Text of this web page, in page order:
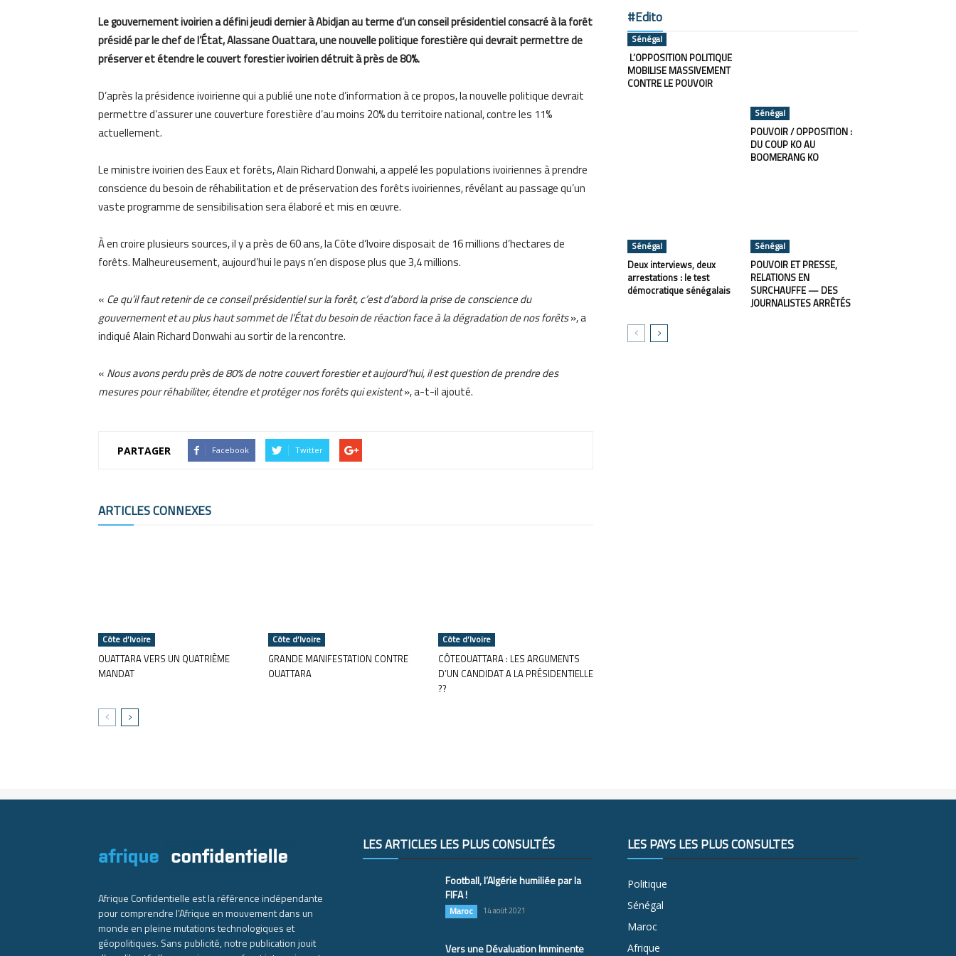
Le gouvernement ivoirien a défini jeudi dernier à Abidjan au terme d’un conseil présidentiel consacré à la forêt
présidé par le chef de l’État, Alassane Ouattara, une nouvelle politique forestière qui devrait permettre de
préserver et étendre le couvert forestier ivoirien détruit à près de 80%.
D’après la présidence ivoirienne qui a publié une note d’information à ce propos, la nouvelle politique devrait
permettre d’assurer une couverture forestière d’au moins 20% du territoire national, contre les 11%
actuellement.
Le ministre ivoirien des Eaux et forêts, Alain Richard Donwahi, a appelé les populations ivoiriennes à prendre
conscience du besoin de réhabilitation et de préservation des forêts ivoiriennes, révélant au passage qu’un
vaste programme de sensibilisation sera élaboré et mis en œuvre.
À en croire plusieurs sources, il y a près de 60 ans, la Côte d’Ivoire disposait de 16 millions d’hectares de
forêts. Malheureusement, aujourd’hui le pays n’en dispose plus que 3,4 millions.
« Ce qu’il faut retenir de ce conseil présidentiel sur la forêt, c’est d’abord la prise de conscience du
gouvernement et au plus haut sommet de l’État du besoin de réaction face à la dégradation de nos forêts», a
indiqué Alain Richard Donwahi au sortir de la rencontre.
« Nous avons perdu près de 80% de notre couvert forestier et aujourd’hui, il est question de prendre des
mesures pour réhabiliter, étendre et protéger nos forêts qui existent», a-t-il ajouté.
PARTAGER Facebook Twitter
ARTICLES CONNEXES
Côte d’Ivoire
OUATTARA VERS UN QUATRIÈME
MANDAT
Côte d’Ivoire
GRANDE MANIFESTATION CONTRE
OUATTARA
Côte d’Ivoire
CÔTEOUATTARA : LES ARGUMENTS
D’UN CANDIDAT A LA PRÉSIDENTIELLE
??
#Edito
Sénégal
L’OPPOSITION POLITIQUE
MOBILISE MASSIVEMENT
CONTRE LE POUVOIR
Sénégal
POUVOIR / OPPOSITION :
DU COUP KO AU
BOOMERANG KO
Sénégal
Deux interviews, deux
arrestations : le test
démocratique sénégalais
Sénégal
POUVOIR ET PRESSE,
RELATIONS EN
SURCHAUFFE — DES
JOURNALISTES ARRÊTÉS
Afrique Confidentielle est la référence indépendante
pour comprendre l’Afrique en mouvement dans un
monde en pleine mutations technologiques et
géopolitiques. Sans publicité, notre publication jouit
LES ARTICLES LES PLUS CONSULTÉS
Football, l’Algérie humiliée par la
FIFA !
Maroc 14 août 2021
Vers une Dévaluation Imminente
LES PAYS LES PLUS CONSULTÉS
Politique
Sénégal
Maroc
Afrique